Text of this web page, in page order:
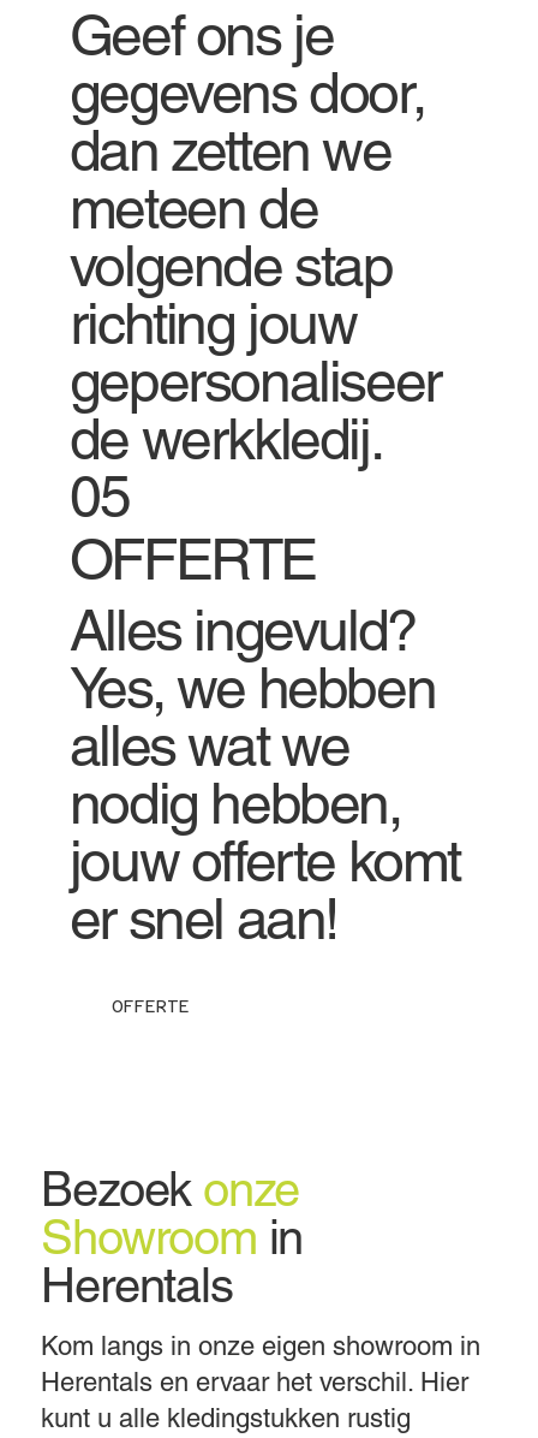
Geef ons je
gegevens door,
dan zetten we
meteen de
volgende stap
richting jouw
gepersonaliseer
de werkkledij.
05
OFFERTE
Alles ingevuld?
Yes, we hebben
alles wat we
nodig hebben,
jouw offerte komt
er snel aan!
OFFERTE
Bezoek onze
Showroom in
Herentals
Kom langs in onze eigen showroom in
Herentals en ervaar het verschil. Hier
kunt u alle kledingstukken rustig